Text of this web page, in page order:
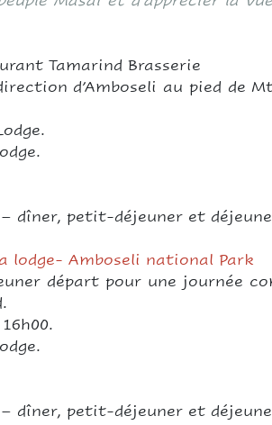
Tamarind Brasserie
d’Amboseli au pied de
dîner, petit-déjeuner et
lodge- Amboseli national Park
départ pour une journée
dîner, petit-déjeuner et